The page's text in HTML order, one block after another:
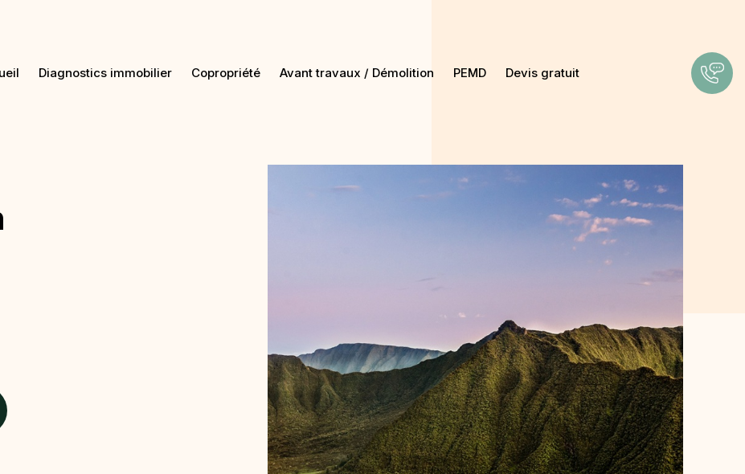
Diagnostics immobilier Copropriété Avant travaux / Démolition PEMD Devis gratuit